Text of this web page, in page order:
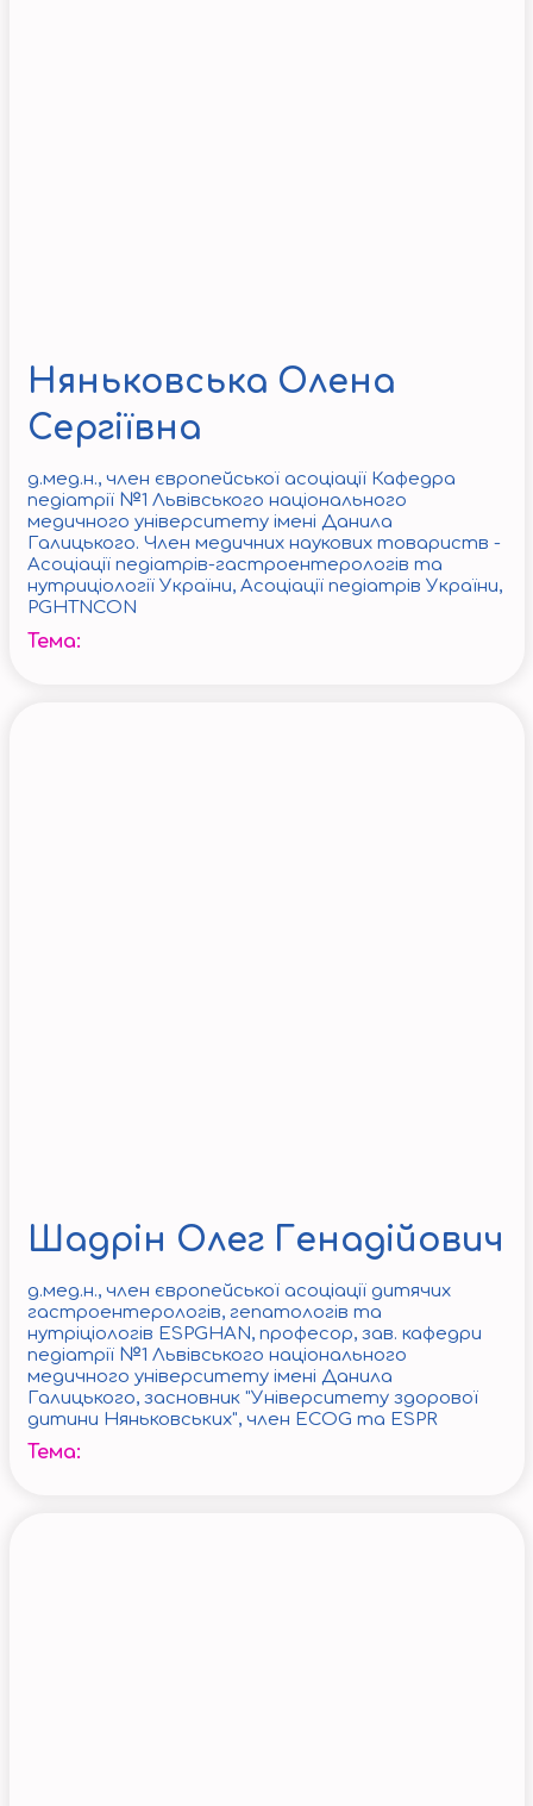
Няньковська Олена
Сергіївна
д.мед.н., член європейської асоціації Кафедра
педіатрії №1 Львівського національного
медичного університету імені Данила
Галицького. Член медичних наукових товариств -
Асоціації педіатрів-гастроентерологів та
нутриціології України, Асоціації педіатрів України,
PGHTNCON
Тема:
Шадрін Олег Генадійович
д.мед.н., член європейської асоціації дитячих
гастроентерологів, гепатологів та
нутріціологів ESPGHAN, професор, зав. кафедри
педіатрії №1 Львівського національного
медичного університету імені Данила
Галицького, засновник "Університету здорової
дитини Няньковських", член ECOG та ESPR
Тема: